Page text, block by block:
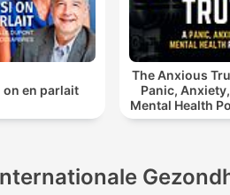
on en parlait
The Anxious
Panic,
Mental Health